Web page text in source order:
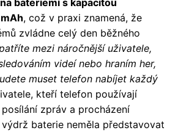
bateriemi s kapacitou
, což v praxi znamená, že
zvládne celý den běžného
mezi náročnější uživatele,
videí nebo hraním her,
muset telefon nabíjet každý
kteří telefon používají
zpráv a procházení
baterie neměla představovat